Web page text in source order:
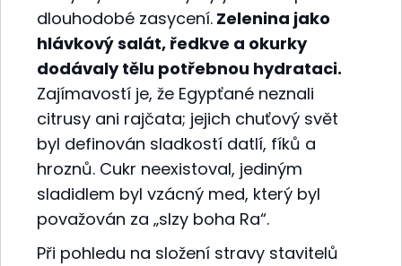
dlouhodobé zasycení. Zelenina jako
hlávkový salát, ředkve a okurky
dodávaly tělu potřebnou hydrataci.
Zajímavostí je, že Egypťané neznali
citrusy ani rajčata; jejich chuťový svět
byl definován sladkostí datlí, fíků a
hroznů. Cukr neexistoval, jediným
sladidlem byl vzácný med, který byl
považován za „slzy boha Ra“.
Při pohledu na složení stravy stavitelů